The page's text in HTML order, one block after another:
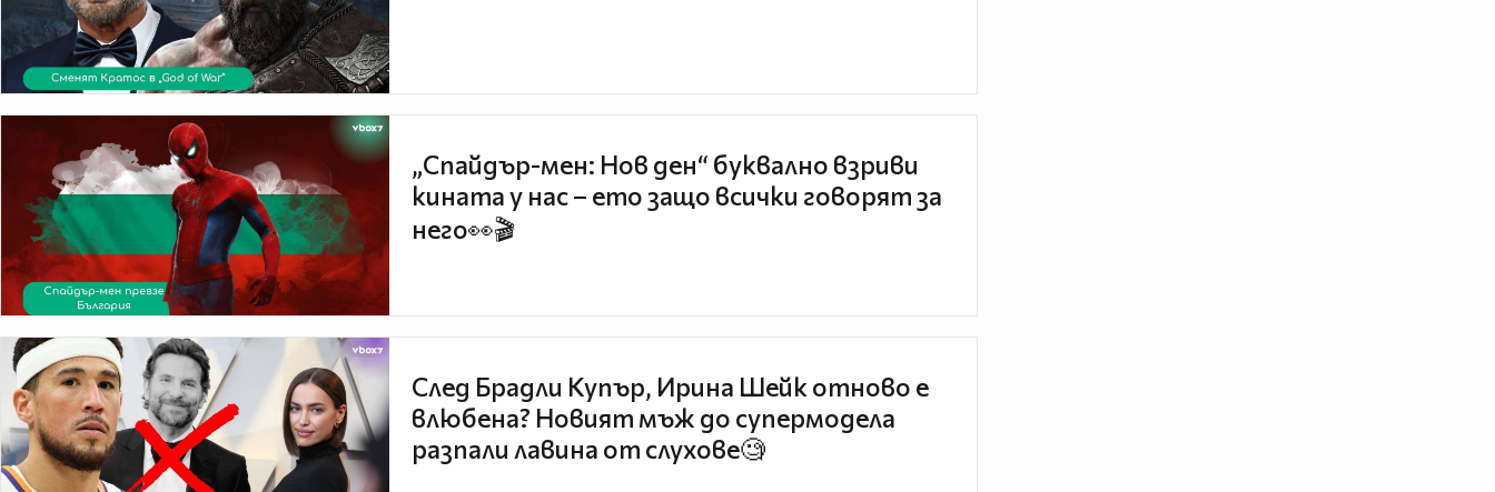
„Спайдър-мен: Нов ден“ буквално взриви
кината у нас – ето защо всички говорят за
него👀🎬
След Брадли Купър, Ирина Шейк отново е
влюбена? Новият мъж до супермодела
разпали лавина от слухове🧐